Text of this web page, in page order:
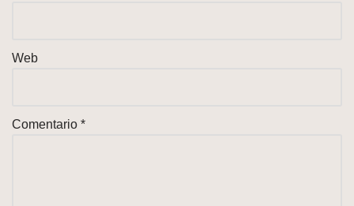
Web
Comentario *